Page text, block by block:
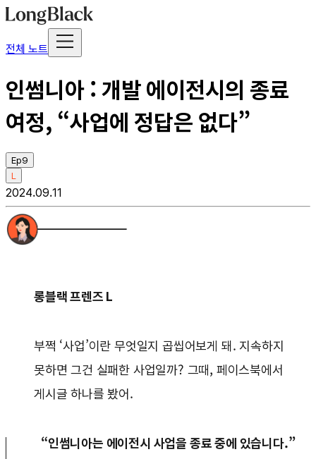
전체 노트
인썸니아 : 개발 에이전시의 종료
여정, “사업에 정답은 없다”
Ep9
L
2024.09.11
롱블랙 프렌즈 L
부쩍 ‘사업’이란 무엇일지 곱씹어보게 돼. 지속하지
못하면 그건 실패한 사업일까? 그때, 페이스북에서
게시글 하나를 봤어.
“인썸니아는 에이전시 사업을 종료 중에 있습니다.”